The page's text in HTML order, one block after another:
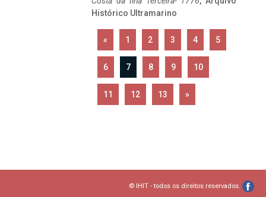
Histórico Ultramarino
« 1 2 3 4 5
6 7 8 9 10
11 12 13 »
© IHIT - todos os direitos reservados.